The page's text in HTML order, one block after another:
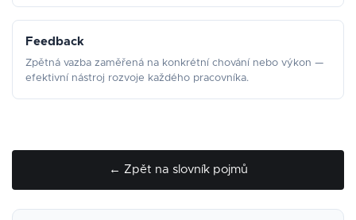
Feedback
Zpětná vazba zaměřená na konkrétní chování nebo výkon —
efektivní nástroj rozvoje každého pracovníka.
← Zpět na slovník pojmů